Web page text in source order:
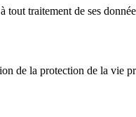
traitement de ses
de la protection de la vie